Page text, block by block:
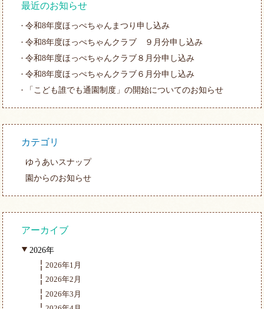
最近のお知らせ
令和8年度ほっぺちゃんまつり申し込み
令和8年度ほっぺちゃんクラブ ９月分申し込み
令和8年度ほっぺちゃんクラブ８月分申し込み
令和8年度ほっぺちゃんクラブ６月分申し込み
「こども誰でも通園制度」の開始についてのお知らせ
カテゴリ
ゆうあいスナップ
園からのお知らせ
アーカイブ
2026年
2026年1月
2026年2月
2026年3月